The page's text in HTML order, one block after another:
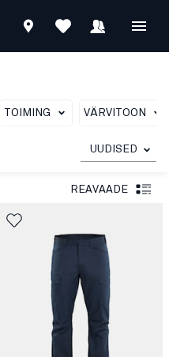
TOIMING VÄRVITOON
UUDISED
REAVAADE